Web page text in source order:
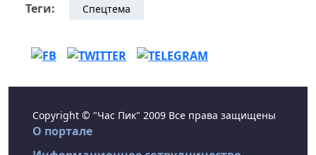
Теги: Спецтема
Copyright © "Час Пик" 2009 Все права защищены
О портале